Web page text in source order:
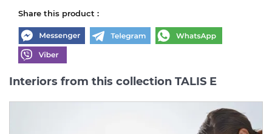
Share this product :
Interiors from this collection TALIS E